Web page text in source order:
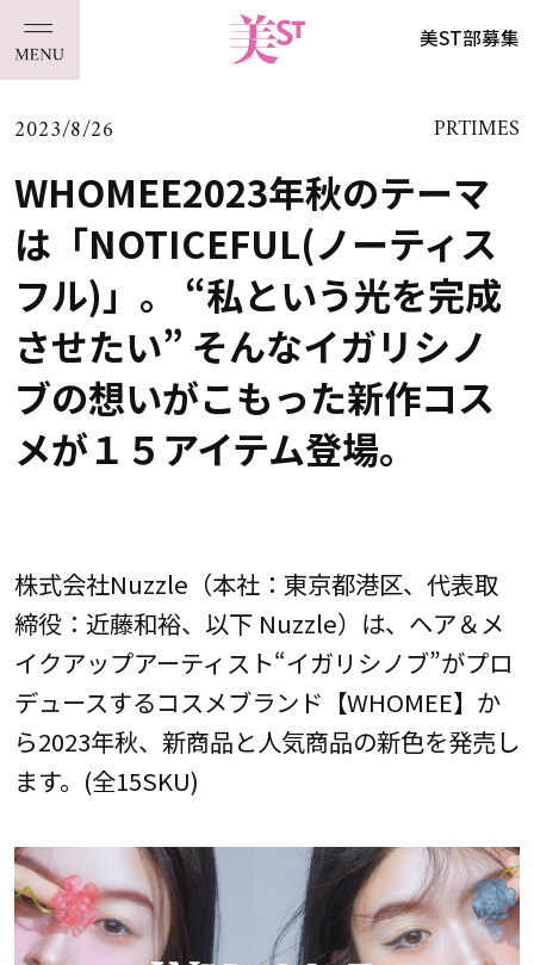
美ST部募集
2023/8/26 PRTIMES
WHOMEE2023年秋のテーマ
は「NOTICEFUL(ノーティス
フル)」。 “私という光を完成
させたい” そんなイガリシノ
ブの想いがこもった新作コス
メが１５アイテム登場。
株式会社Nuzzle（本社：東京都港区、代表取
締役：近藤和裕、以下 Nuzzle）は、ヘア＆メ
イクアップアーティスト“イガリシノブ”がプロ
デュースするコスメブランド【WHOMEE】か
ら2023年秋、新商品と人気商品の新色を発売し
ます。(全15SKU)